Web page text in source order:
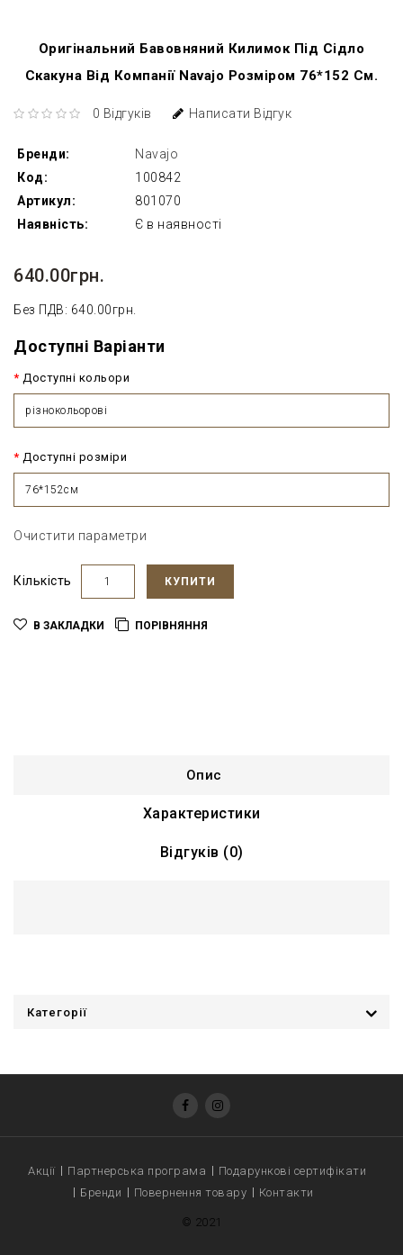
Оригінальний Бавовняний Килимок Під Сідло
Скакуна Від Компанії Navajo Розміром 76*152 См.
0 Відгуків Написати Відгук
Бренди:
Navajo
Код:
100842
Артикул:
801070
Наявність:
Є в наявності
640.00грн.
Без ПДВ: 640.00грн.
Доступні Варіанти
Доступні кольори
різнокольорові
Доступні розміри
76*152см
Очистити параметри
Кількість КУПИТИ
В ЗАКЛАДКИ ПОРІВНЯННЯ
Опис
Характеристики
Відгуків (0)
Категорії
Акції Партнерська програма
Подарункові сертифікати
Бренди
Повернення товару Контакти
© 2021